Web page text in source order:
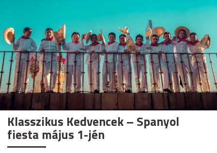
Klasszikus Kedvencek – Spanyol
fiesta május 1-jén